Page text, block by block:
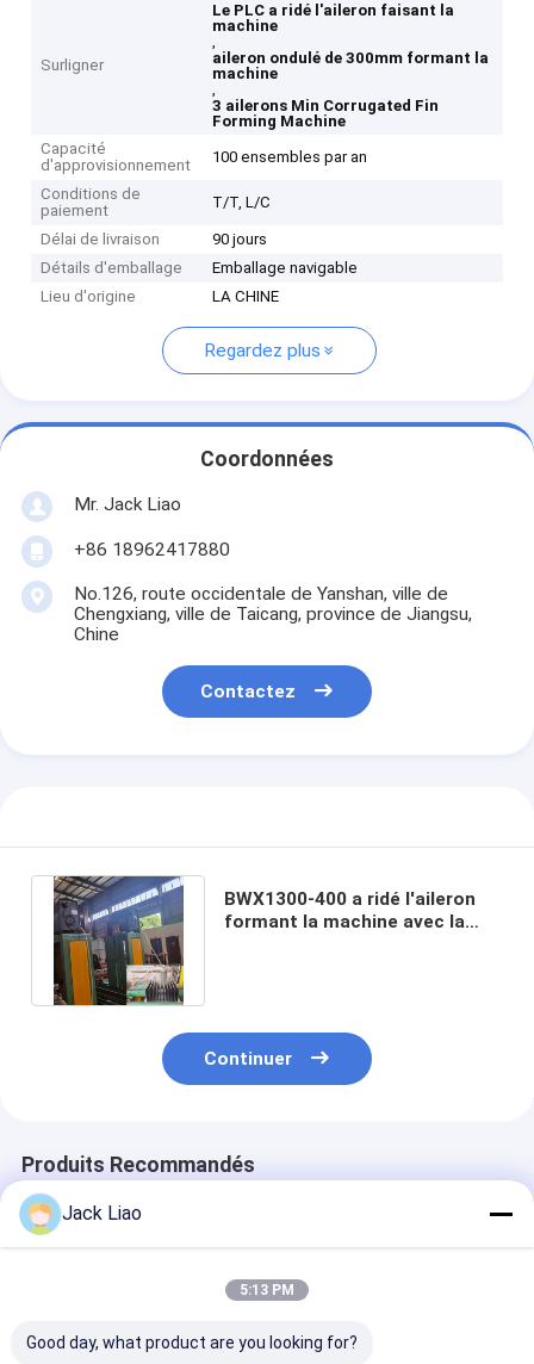
Surligner
Le PLC a ridé l'aileron faisant la
machine
,
aileron ondulé de 300mm formant la
machine
,
3 ailerons Min Corrugated Fin
Forming Machine
Capacité
d'approvisionnement
100 ensembles par an
Conditions de
paiement
T/T, L/C
Délai de livraison
90 jours
Détails d'emballage
Emballage navigable
Lieu d'origine
LA CHINE
Regardez plus
Coordonnées
Mr. Jack Liao
+86 18962417880
No.126, route occidentale de Yanshan, ville de
Chengxiang, ville de Taicang, province de Jiangsu,
Chine
Contactez
BWX1300-400 a ridé l'aileron
formant la machine avec la
Continuer
Produits Recommandés
Jack Liao
5:13 PM
Good day, what product are you looking for?